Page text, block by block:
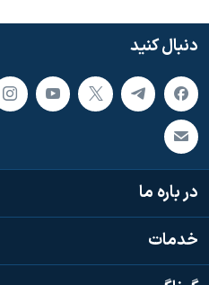
دنبال کنید
در باره ما
خدمات